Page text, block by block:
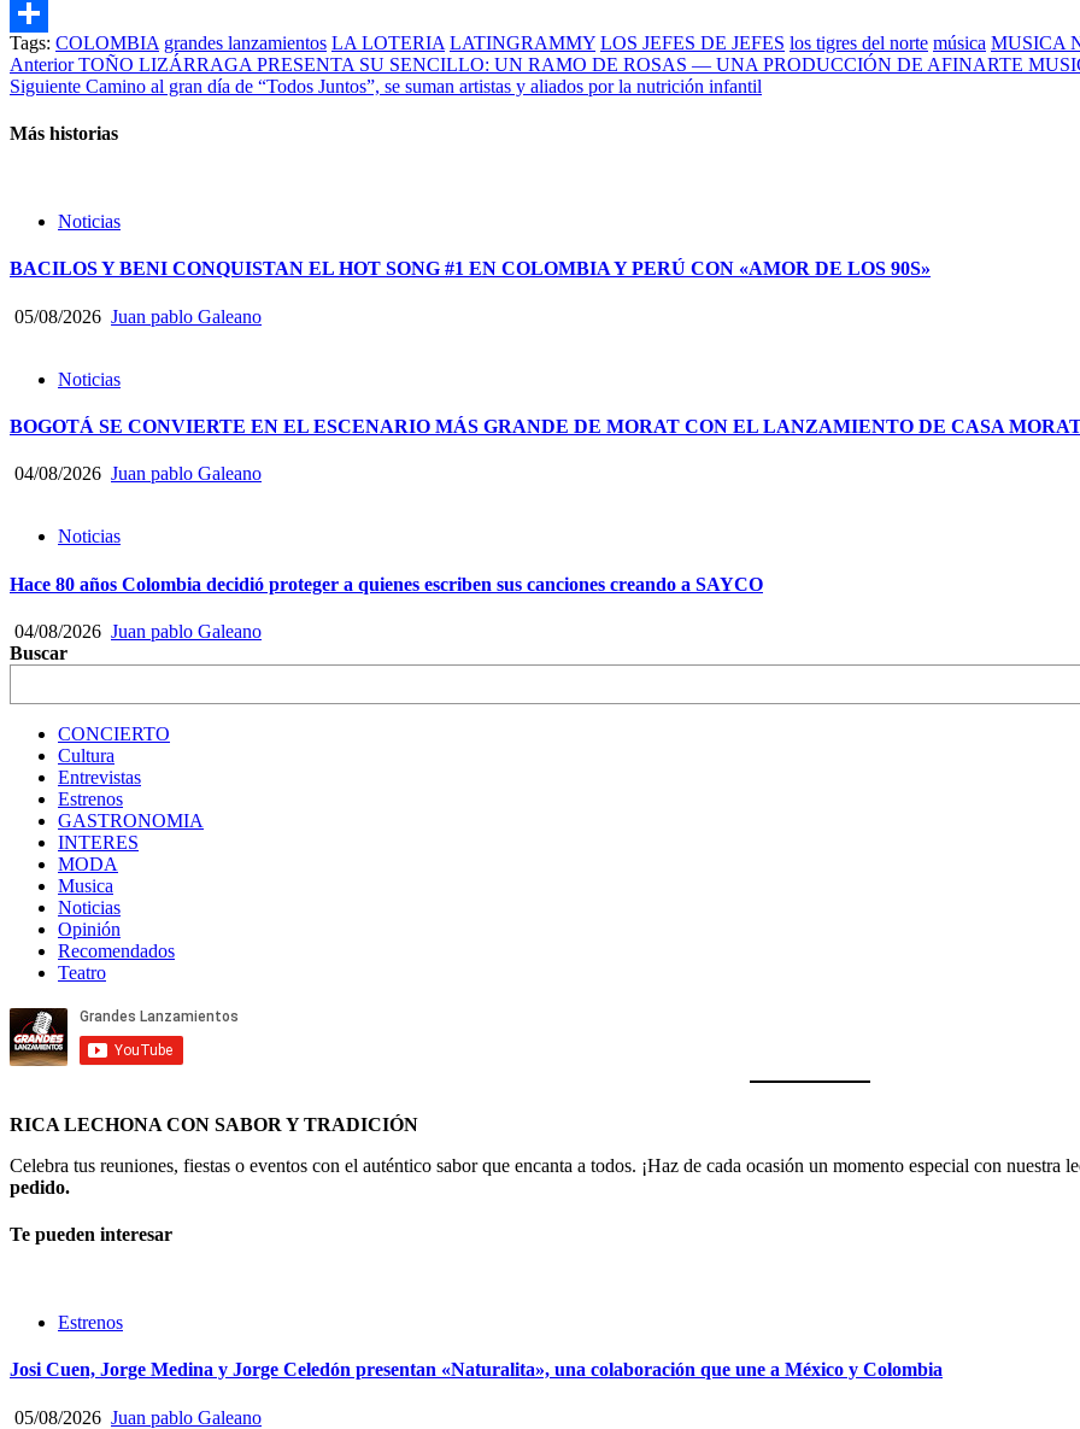
Telegram
Compartir
Tags: COLOMBIA grandes lanzamientos LA LOTERIA LATINGRAMMY LOS JEFES DE JEFES los tigres del norte música MUSICA
Post
navigation
AnteriorTOÑO LIZÁRRAGA PRESENTA SU SENCILLO: UN RAMO DE ROSAS — UNA PRODUCCIÓN DE AFINARTE
Siguiente Camino al gran día de “Todos Juntos”, se suman artistas y aliados por la nutrición infantil
Más historias
Noticias
BACILOS Y BENI CONQUISTAN EL HOT SONG #1 EN COLOMBIA Y PERÚ CON «AMOR DE LOS 90S»
05/08/2026 Juan pablo Galeano
Noticias
BOGOTÁ SE CONVIERTE EN EL ESCENARIO MÁS GRANDE DE MORAT CON EL LANZAMIENTO DE CASA
04/08/2026 Juan pablo Galeano
Noticias
Hace 80 años Colombia decidió proteger a quienes escriben sus canciones creando a SAYCO
04/08/2026 Juan pablo Galeano
Buscar
CONCIERTO
Cultura
Entrevistas
Estrenos
GASTRONOMIA
INTERES
MODA
Musica
Noticias
Opinión
Recomendados
Teatro
RICA LECHONA CON SABOR Y TRADICIÓN
Celebra tus reuniones, fiestas o eventos con el auténtico sabor que encanta a todos. ¡Haz de cada ocasión un momento especial con nuestra
pedido.
Te pueden interesar
Estrenos
Josi Cuen, Jorge Medina y Jorge Celedón presentan «Naturalita», una colaboración que une a México y Colombia
05/08/2026 Juan pablo Galeano